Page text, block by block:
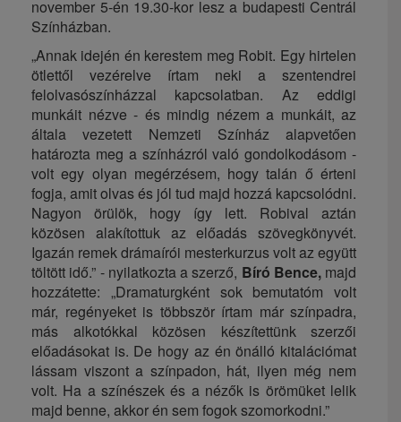
november 5-én 19.30-kor lesz a budapesti Centrál
Színházban.
„Annak idején én kerestem meg Robit. Egy hirtelen
ötlettől vezérelve írtam neki a szentendrei
felolvasószínházzal kapcsolatban. Az eddigi
munkáit nézve - és mindig nézem a munkáit, az
általa vezetett Nemzeti Színház alapvetően
határozta meg a színházról való gondolkodásom -
volt egy olyan megérzésem, hogy talán ő érteni
fogja, amit olvas és jól tud majd hozzá kapcsolódni.
Nagyon örülök, hogy így lett. Robival aztán
közösen alakítottuk az előadás szövegkönyvét.
Igazán remek drámaírói mesterkurzus volt az együtt
töltött idő.” - nyilatkozta a szerző, Bíró Bence, majd
hozzátette: „Dramaturgként sok bemutatóm volt
már, regényeket is többször írtam már színpadra,
más alkotókkal közösen készítettünk szerzői
előadásokat is. De hogy az én önálló kitalációmat
lássam viszont a színpadon, hát, ilyen még nem
volt. Ha a színészek és a nézők is örömüket lelik
majd benne, akkor én sem fogok szomorkodni.”